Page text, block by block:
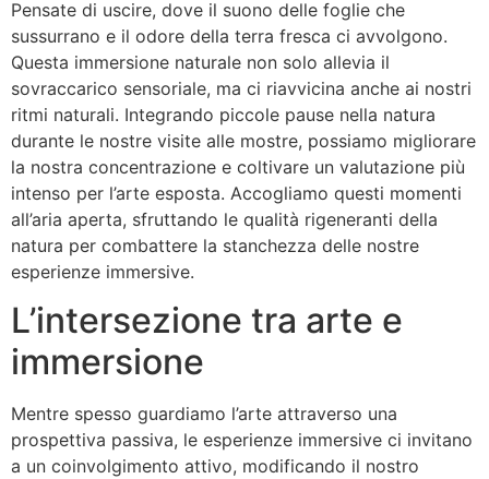
Pensate di uscire, dove il suono delle foglie che
sussurrano e il odore della terra fresca ci avvolgono.
Questa immersione naturale non solo allevia il
sovraccarico sensoriale, ma ci riavvicina anche ai nostri
ritmi naturali. Integrando piccole pause nella natura
durante le nostre visite alle mostre, possiamo migliorare
la nostra concentrazione e coltivare un valutazione più
intenso per l’arte esposta. Accogliamo questi momenti
all’aria aperta, sfruttando le qualità rigeneranti della
natura per combattere la stanchezza delle nostre
esperienze immersive.
L’intersezione tra arte e
immersione
Mentre spesso guardiamo l’arte attraverso una
prospettiva passiva, le esperienze immersive ci invitano
a un coinvolgimento attivo, modificando il nostro